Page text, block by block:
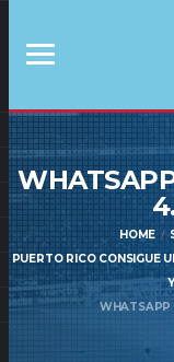
HOME
PUERTO RICO CONSIGUE